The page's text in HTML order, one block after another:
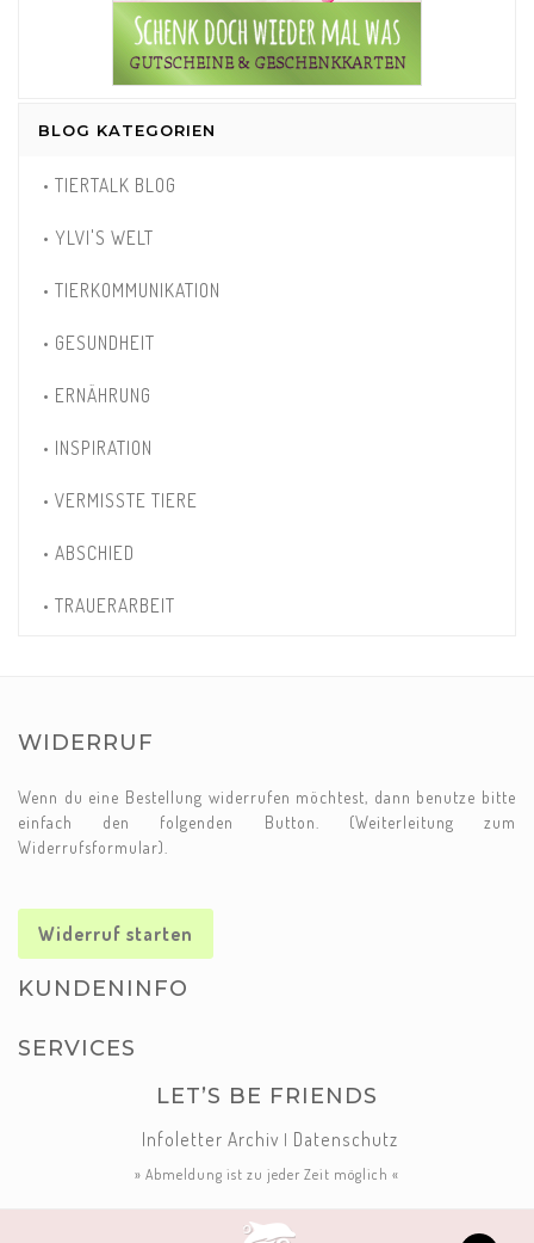
BLOG KATEGORIEN
• TIERTALK BLOG
• YLVI'S WELT
• TIERKOMMUNIKATION
• GESUNDHEIT
• ERNÄHRUNG
• INSPIRATION
• VERMISSTE TIERE
• ABSCHIED
• TRAUERARBEIT
WIDERRUF
Wenn du eine Bestellung widerrufen möchtest, dann benutze bitte
einfach den folgenden Button. (Weiterleitung zum
Widerrufsformular).
Widerruf starten
KUNDENINFO
SERVICES
LET’S BE FRIENDS
Infoletter Archiv | Datenschutz
» Abmeldung ist zu jeder Zeit möglich «